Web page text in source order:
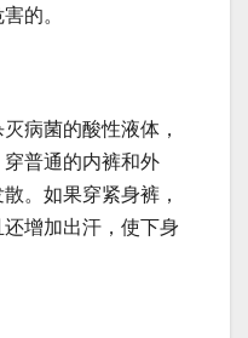
的。
病菌的酸性液体，
普通的内裤和外
。如果穿紧身裤，
增加出汗，使下身